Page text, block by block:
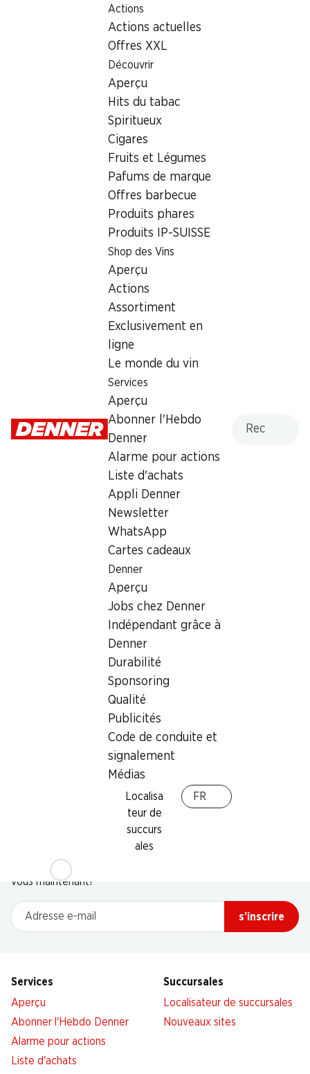
Actions
Actions actuelles
Offres XXL
Découvrir
Aperçu
Hits du tabac
Spiritueux
Cigares
Fruits et Légumes
Pafums de marque
Offres barbecue
Produits phares
Produits IP-SUISSE
Shop des Vins
Aperçu
Actions
Assortiment
Exclusivement en
ligne
Le monde du vin
Services
Aperçu
Abonner l'Hebdo
Denner
Alarme pour actions
Liste d'achats
Appli Denner
Newsletter
WhatsApp
Cartes cadeaux
Denner
Aperçu
Jobs chez Denner
Indépendant grâce à
Denner
Durabilité
Sponsoring
Qualité
Publicités
Code de conduite et
signalement
Médias
Localisa
teur de
succurs
ales
FR
Localisateur de succursales
Succursale Denner Midi-Coindet 0, 1800 Vevey
1800 Vevey
Succursale Denner
Midi-Coindet 0, 1800 Vevey
Heures d'ouverture
Jeudi
Retrait d'espèces avec la carte
postale / M-Card
Restez au courant grâce à la newsletter Denner. Inscrivez-
vous maintenant!
Adresse e-mail
s’inscrire
Services
Aperçu
Abonner l'Hebdo Denner
Alarme pour actions
Liste d'achats
Succursales
Localisateur de succursales
Nouveaux sites